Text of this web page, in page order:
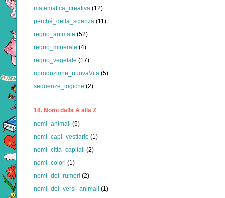
matematica_creativa (12)
perché_della_scienza (11)
regno_animale (52)
regno_minerale (4)
regno_vegetale (17)
riproduzione_nuovaVita (5)
sequenze_logiche (2)
18. Nomi dalla A alla Z
nomi_animali (5)
nomi_capi_vestiario (1)
nomi_città_capitali (2)
nomi_colori (1)
nomi_dei_rumori (2)
nomi_dei_versi_animali (1)